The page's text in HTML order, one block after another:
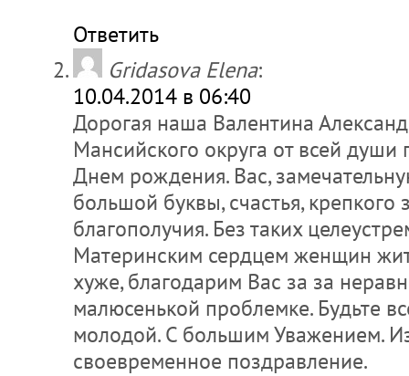
Ответить
Gridasova Elena:
10.04.2014 в 06:40
Дорогая наша Валентина
Мансийского округа от всей души
Днем рождения. Вас,
большой буквы, счастья, крепкого
благополучия. Без таких
Материнским сердцем женщин
хуже, благодарим Вас за за
малюсенькой проблемке. Будьте
молодой. С большим Уважением.
своевременное поздравление.